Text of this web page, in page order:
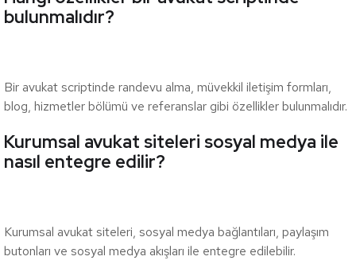
bulunmalıdır?
Bir avukat scriptinde randevu alma, müvekkil iletişim formları,
blog, hizmetler bölümü ve referanslar gibi özellikler bulunmalıdır.
Kurumsal avukat siteleri sosyal medya ile
nasıl entegre edilir?
Kurumsal avukat siteleri, sosyal medya bağlantıları, paylaşım
butonları ve sosyal medya akışları ile entegre edilebilir.